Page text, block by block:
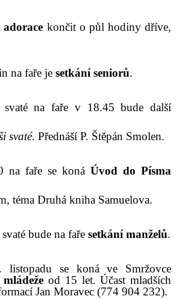
adorace končit o půl hodiny dříve,
na faře je setkání seniorů.
na faře v 18.45 bude další
svaté. Přednáší P. Štěpán Smolen.
na faře se koná Úvod do Písma
téma Druhá kniha Samuelova.
bude na faře setkání manželů.
listopadu se koná ve Smržovce
od 15 let. Účast mladších
Jan Moravec (774 904 232).